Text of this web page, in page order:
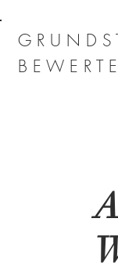
G R U N D S
B E W E R T